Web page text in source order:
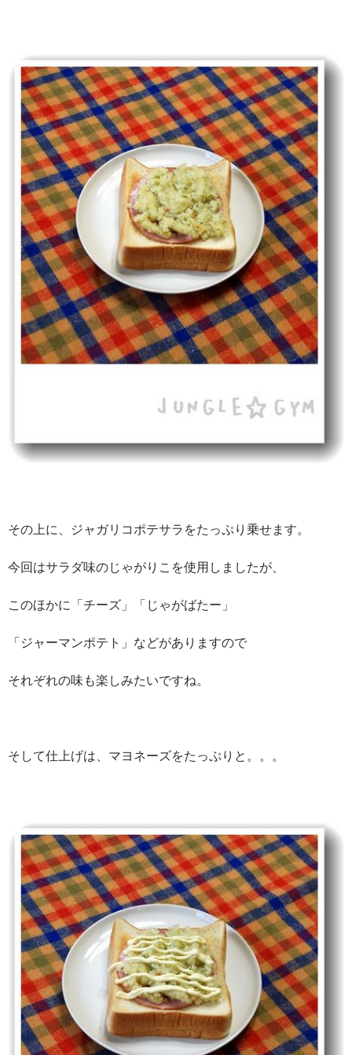
その上に、ジャガリコポテサラをたっぷり乗せます。
今回はサラダ味のじゃがりこを使用しましたが、
このほかに「チーズ」「じゃがばたー」
「ジャーマンポテト」などがありますので
それぞれの味も楽しみたいですね。
そして仕上げは、マヨネーズをたっぷりと。。。